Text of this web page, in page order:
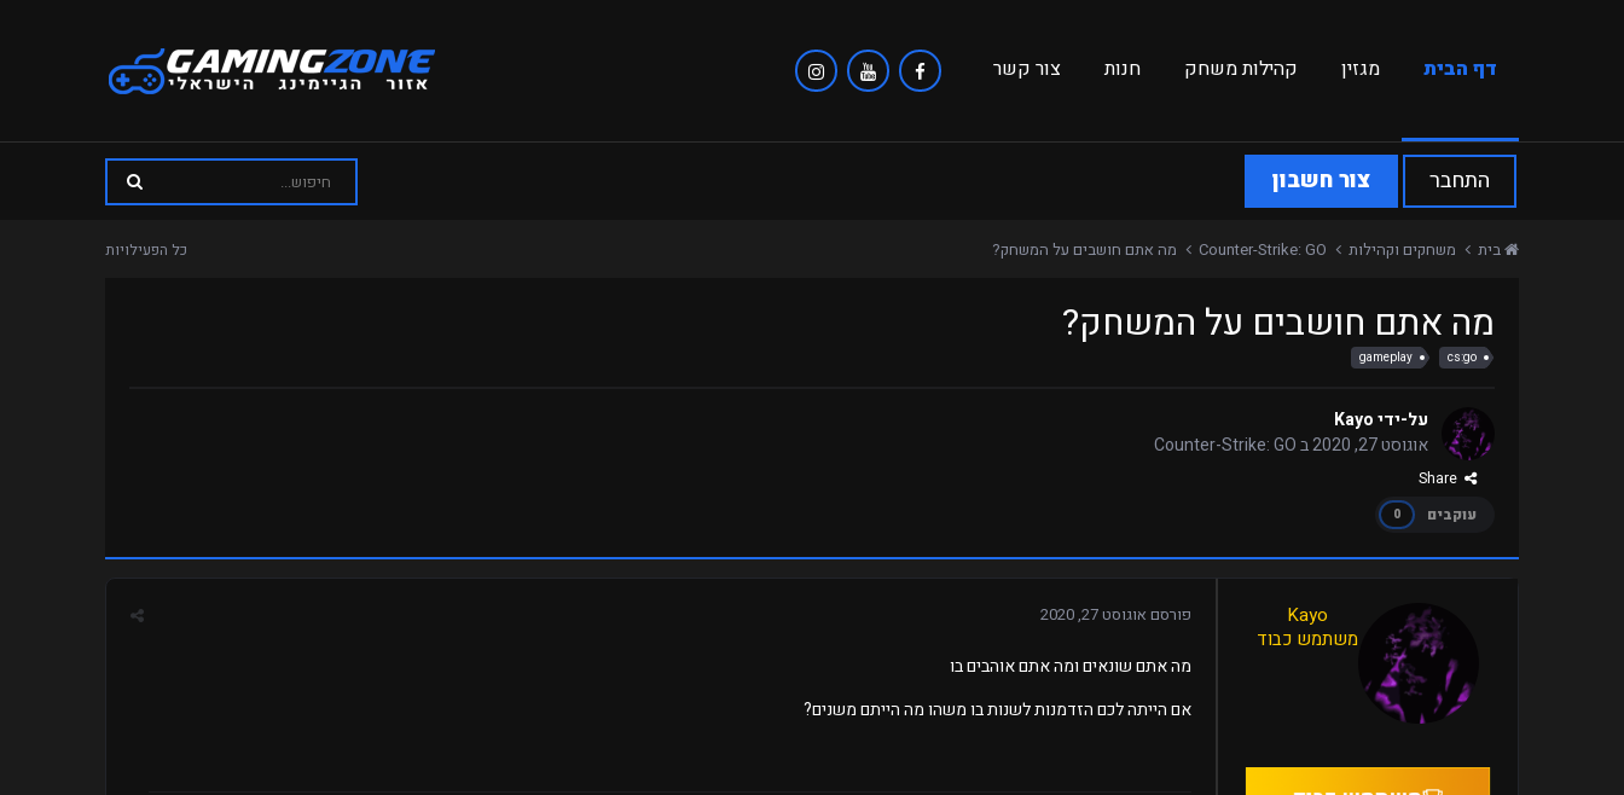
דף הבית מגזין קהילות משחק חנות צור קשר
התחבר צור חשבון
כל הפעילויות בית משחקים וקהילות Counter-Strike: GO מה אתם חושבים על המשחק?
מה אתם חושבים על המשחק?
cs:go
gameplay
על-ידיKayo
אוגוסט 27, 2020
בCounter-Strike: GO
עוקבים
0
סטטוס:
לאחרונה:
דצמבר
Kayo
משתמש כבוד
פורסם אוגוסט 27, 2020
מה אתם שונאים ומה אתם אוהבים בו
אם הייתה לכם הזדמנות לשנות בו משהו מה הייתם משנים?